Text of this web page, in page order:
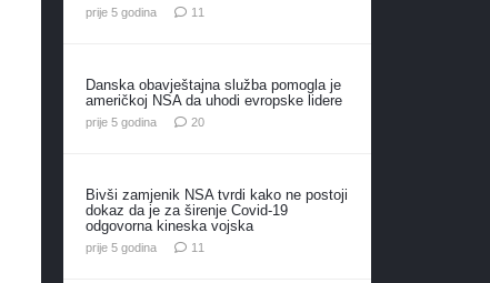
prije 5 godina 11
Danska obavještajna služba pomogla je
američkoj NSA da uhodi evropske lidere
prije 5 godina 20komentara
Bivši zamjenik NSA tvrdi kako ne postoji
dokaz da je za širenje Covid-19
odgovorna kineska vojska
prije 5 godina 11